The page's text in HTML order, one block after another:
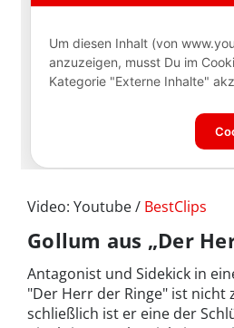
Video: Youtube / BestClips
Gollum aus „Der
Antagonist und Sidekick in
"Der Herr der Ringe" ist nicht
schließlich ist er eine der